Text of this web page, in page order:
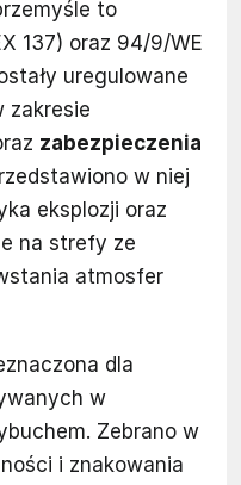
to
137) oraz 94/9/WE
uregulowane
zakresie
zabezpieczenia
w niej
eksplozji oraz
na strefy ze
atmosfer
dla
w
Zebrano w
i znakowania